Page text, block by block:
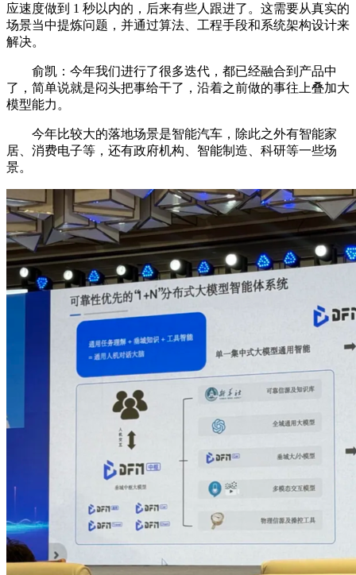
应速度做到 1 秒以内的，后来有些人跟进了。这需要从真实的
场景当中提炼问题，并通过算法、工程手段和系统架构设计来
解决。
俞凯：今年我们进行了很多迭代，都已经融合到产品中
了，简单说就是闷头把事给干了，沿着之前做的事往上叠加大
模型能力。
今年比较大的落地场景是智能汽车，除此之外有智能家
居、消费电子等，还有政府机构、智能制造、科研等一些场
景。